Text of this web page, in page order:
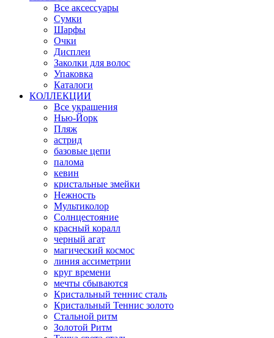
Все аксессуары
Сумки
Шарфы
Очки
Дисплеи
Заколки для волос
Упаковка
Каталоги
КОЛЛЕКЦИИ
Все украшения
Нью-Йорк
Пляж
астрид
базовые цепи
палома
кевин
кристальные змейки
Нежность
Мультиколор
Солнцестояние
красный коралл
черный агат
магический космос
линия ассиметрии
круг времени
мечты сбываются
Кристальный теннис сталь
Кристальный Теннис золото
Стальной ритм
Золотой Ритм